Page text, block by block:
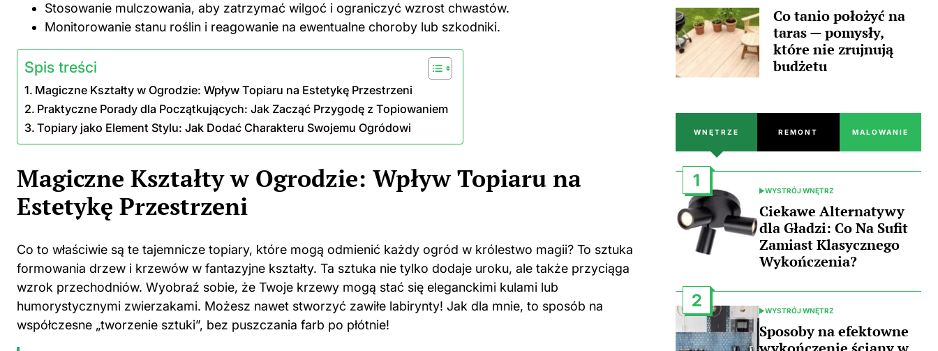
Stosowanie mulczowania, aby zatrzymać wilgoć i ograniczyć wzrost chwastów.
Monitorowanie stanu roślin i reagowanie na ewentualne choroby lub szkodniki.
Spis treści
Magiczne Kształty w Ogrodzie: Wpływ Topiaru na Estetykę Przestrzeni
Praktyczne Porady dla Początkujących: Jak Zacząć Przygodę z Topiowaniem
Topiary jako Element Stylu: Jak Dodać Charakteru Swojemu Ogródowi
Magiczne Kształty w Ogrodzie: Wpływ Topiaru na
Estetykę Przestrzeni
Co to właściwie są te tajemnicze topiary, które mogą odmienić każdy ogród w królestwo magii? To sztuka
formowania drzew i krzewów w fantazyjne kształty. Ta sztuka nie tylko dodaje uroku, ale także przyciąga
wzrok przechodniów. Wyobraź sobie, że Twoje krzewy mogą stać się eleganckimi kulami lub
humorystycznymi zwierzakami. Możesz nawet stworzyć zawiłe labirynty! Jak dla mnie, to sposób na
współczesne „tworzenie sztuki”, bez puszczania farb po płótnie!
Co tanio położyć na
taras — pomysły,
które nie zrujnują
budżetu
WNĘTRZE REMONT MALOWANIE
1
POSTED
IN
WYSTRÓJ WNĘTRZ
Ciekawe Alternatywy
dla Gładzi: Co Na Sufit
Zamiast Klasycznego
Wykończenia?
2
POSTED
IN
WYSTRÓJ WNĘTRZ
Sposoby na efektowne